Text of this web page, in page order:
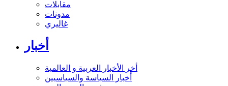
مقابلات
مدونات
غاليري
أخبار
أخر الأخبار العربية و العالمية
أخبار السياسة والسياسيين